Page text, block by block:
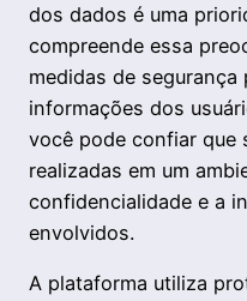
dos dados é uma
compreende essa
medidas de
informações dos
você pode confiar que
realizadas em um
confidencialidade e a
envolvidos.
A plataforma utiliza